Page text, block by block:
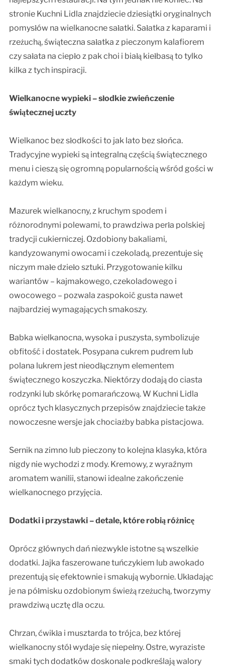
stronie Kuchni Lidla znajdziecie dziesiątki oryginalnych
pomysłów na wielkanocne sałatki. Sałatka z kaparami i
rzeżuchą, świąteczna sałatka z pieczonym kalafiorem
czy sałata na ciepło z pak choi i białą kiełbasą to tylko
kilka z tych inspiracji.
Wielkanocne wypieki – słodkie zwieńczenie
świątecznej uczty
Wielkanoc bez słodkości to jak lato bez słońca.
Tradycyjne wypieki są integralną częścią świątecznego
menu i cieszą się ogromną popularnością wśród gości w
każdym wieku.
Mazurek wielkanocny, z kruchym spodem i
różnorodnymi polewami, to prawdziwa perła polskiej
tradycji cukierniczej. Ozdobiony bakaliami,
kandyzowanymi owocami i czekoladą, prezentuje się
niczym małe dzieło sztuki. Przygotowanie kilku
wariantów – kajmakowego, czekoladowego i
owocowego – pozwala zaspokoić gusta nawet
najbardziej wymagających smakoszy.
Babka wielkanocna, wysoka i puszysta, symbolizuje
obfitość i dostatek. Posypana cukrem pudrem lub
polana lukrem jest nieodłącznym elementem
świątecznego koszyczka. Niektórzy dodają do ciasta
rodzynki lub skórkę pomarańczową. W Kuchni Lidla
oprócz tych klasycznych przepisów znajdziecie także
nowoczesne wersje jak chociażby babka pistacjowa.
Sernik na zimno lub pieczony to kolejna klasyka, która
nigdy nie wychodzi z mody. Kremowy, z wyraźnym
aromatem wanilii, stanowi idealne zakończenie
wielkanocnego przyjęcia.
Dodatki i przystawki – detale, które robią różnicę
Oprócz głównych dań niezwykle istotne są wszelkie
dodatki. Jajka faszerowane tuńczykiem lub awokado
prezentują się efektownie i smakują wybornie. Układając
je na półmisku ozdobionym świeżą rzeżuchą, tworzymy
prawdziwą ucztę dla oczu.
Chrzan, ćwikła i musztarda to trójca, bez której
wielkanocny stół wydaje się niepełny. Ostre, wyraziste
smaki tych dodatków doskonale podkreślają walory